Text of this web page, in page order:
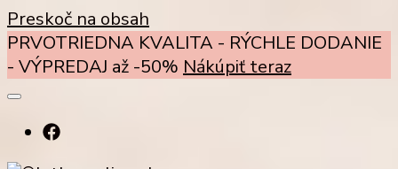
Preskoč na obsah
PRVOTRIEDNA KVALITA - RÝCHLE DODANIE
- VÝPREDAJ až -50% Nákúpiť teraz